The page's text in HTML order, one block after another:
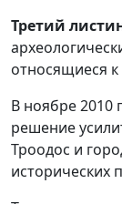
Третий
относящиеся
В ноябре
решение
Троодос и
исторических